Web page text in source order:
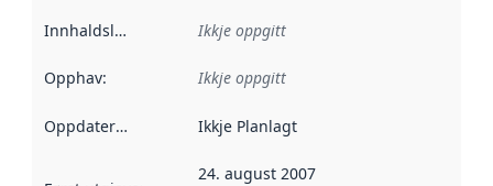
Innhaldsleverandørar :
Ikkje oppgitt
Opphav: Ikkje oppgitt
Oppdateringsfrekvens :
Ikkje Planlagt
24. august 2007